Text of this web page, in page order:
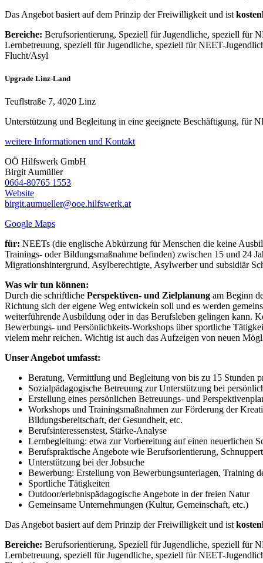
Das Angebot basiert auf dem Prinzip der Freiwilligkeit und ist
Bereiche: Berufsorientierung, Speziell für Jugendliche, speziell für
Lernbetreuung, speziell für Jugendliche, speziell für NEET-
Flucht/Asyl
Upgrade Linz-Land
Teuflstraße 7, 4020 Linz
Unterstützung und Begleitung in eine geeignete Beschäftigung, für
weitere Informationen und Kontakt
OÖ Hilfswerk GmbH
Birgit Aumüller
0664-80765 1553
Website
birgit.aumueller@ooe.hilfswerk.at
Google Maps
für: NEETs (die englische Abkürzung für Menschen die keine
Trainings- oder Bildungsmaßnahme befinden) zwischen 15 und 24
Migrationshintergrund, Asylberechtigte, Asylwerber und subsidiär
Was wir tun können:
Durch die schriftliche Perspektiven- und Zielplanung am Beginn
Richtung sich der eigene Weg entwickeln soll und es werden
weiterführende Ausbildung oder in das Berufsleben gelingen kann.
Bewerbungs- und Persönlichkeits-Workshops über sportliche
vielem mehr reichen. Wichtig ist auch das Aufzeigen von neuen
Unser Angebot umfasst:
Beratung, Vermittlung und Begleitung von bis zu 15 Stunden
Sozialpädagogische Betreuung zur Unterstützung bei
Erstellung eines persönlichen Betreuungs- und
Workshops und Trainingsmaßnahmen zur Förderung der
Bildungsbereitschaft, der Gesundheit, etc.
Berufsinteressenstest, Stärke-Analyse
Lernbegleitung: etwa zur Vorbereitung auf einen neuerlichen
Berufspraktische Angebote wie Berufsorientierung,
Unterstützung bei der Jobsuche
Bewerbung: Erstellung von Bewerbungsunterlagen, Training
Sportliche Tätigkeiten
Outdoor/erlebnispädagogische Angebote in der freien Natur
Gemeinsame Unternehmungen (Kultur, Gemeinschaft, etc.)
Das Angebot basiert auf dem Prinzip der Freiwilligkeit und ist
Bereiche: Berufsorientierung, Speziell für Jugendliche, speziell für
Lernbetreuung, speziell für Jugendliche, speziell für NEET-